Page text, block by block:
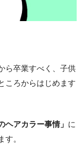
ら卒業すべく、 子供
ころからはじめます
ヘアカラー事情」 に
す。